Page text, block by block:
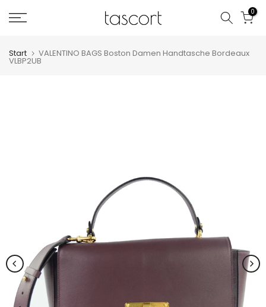
Zum
springen
0
Start VALENTINO BAGS Boston Damen Handtasche Bordeaux
VLBP2UB